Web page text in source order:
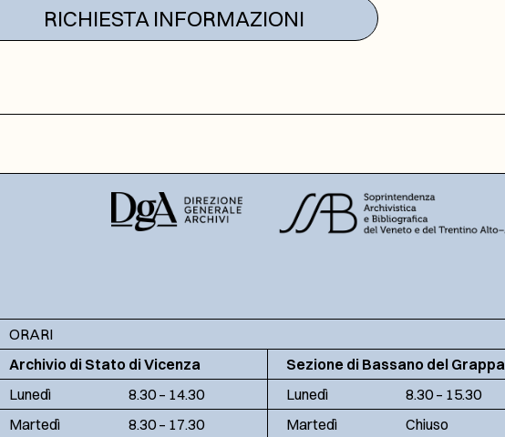
RICHIESTA INFORMAZIONI
ORARI
Archivio di Stato di Vicenza
Lunedì
8.30 – 14.30
Martedì
8.30 – 17.30
Sezione di Bassano del Grappa
Lunedì
8.30 – 15.30
Martedì
Chiuso